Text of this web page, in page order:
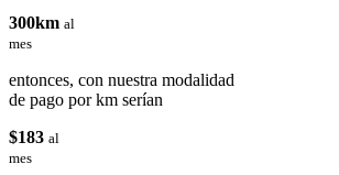
300km al
mes
entonces, con nuestra modalidad
de pago por km serían
$183 al
mes